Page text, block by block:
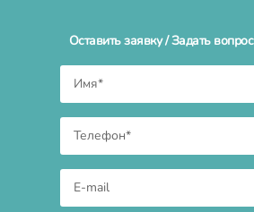
Оставить заявку / Задать вопрос